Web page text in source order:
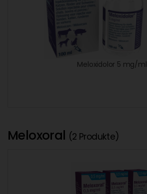
Meloxidolor 5 mg/ml
Meloxoral (2 Produkte)